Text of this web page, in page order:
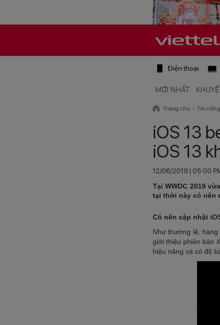
Điện thoại
MỚI NHẤT
Trang chủ Tin
iOS 13
iOS 13
12/06/2019 | 05:00
Tại WWDC 2019
tại thời này có nên
Có nên cập nhật
Như thường lệ,
giới thiệu phiên bản
hiệu năng và có độ